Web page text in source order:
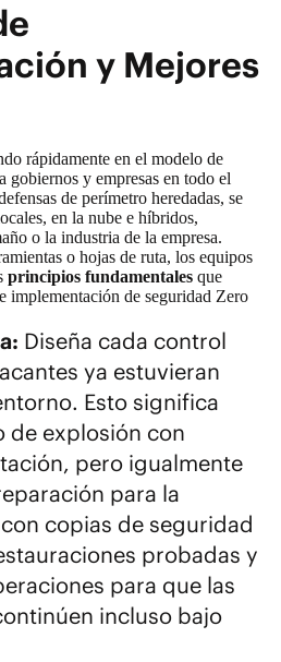
y Mejores
rápidamente en el modelo de
gobiernos y empresas en todo el
de perímetro heredadas, se
en la nube e híbridos,
o la industria de la empresa.
o hojas de ruta, los equipos
principios fundamentales que
implementación de seguridad Zero
Diseña cada control
ya estuvieran
Esto significa
de explosión con
pero igualmente
para la
copias de seguridad
probadas y
para que las
incluso bajo